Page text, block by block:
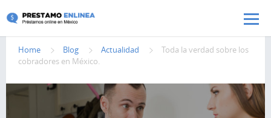
Pasar al contenido principal
Home Blog Actualidad
Toda la verdad sobre los
cobradores en México.